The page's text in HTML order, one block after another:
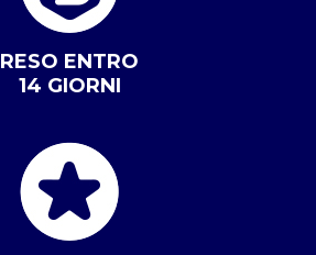
RESO ENTRO
14 GIORNI